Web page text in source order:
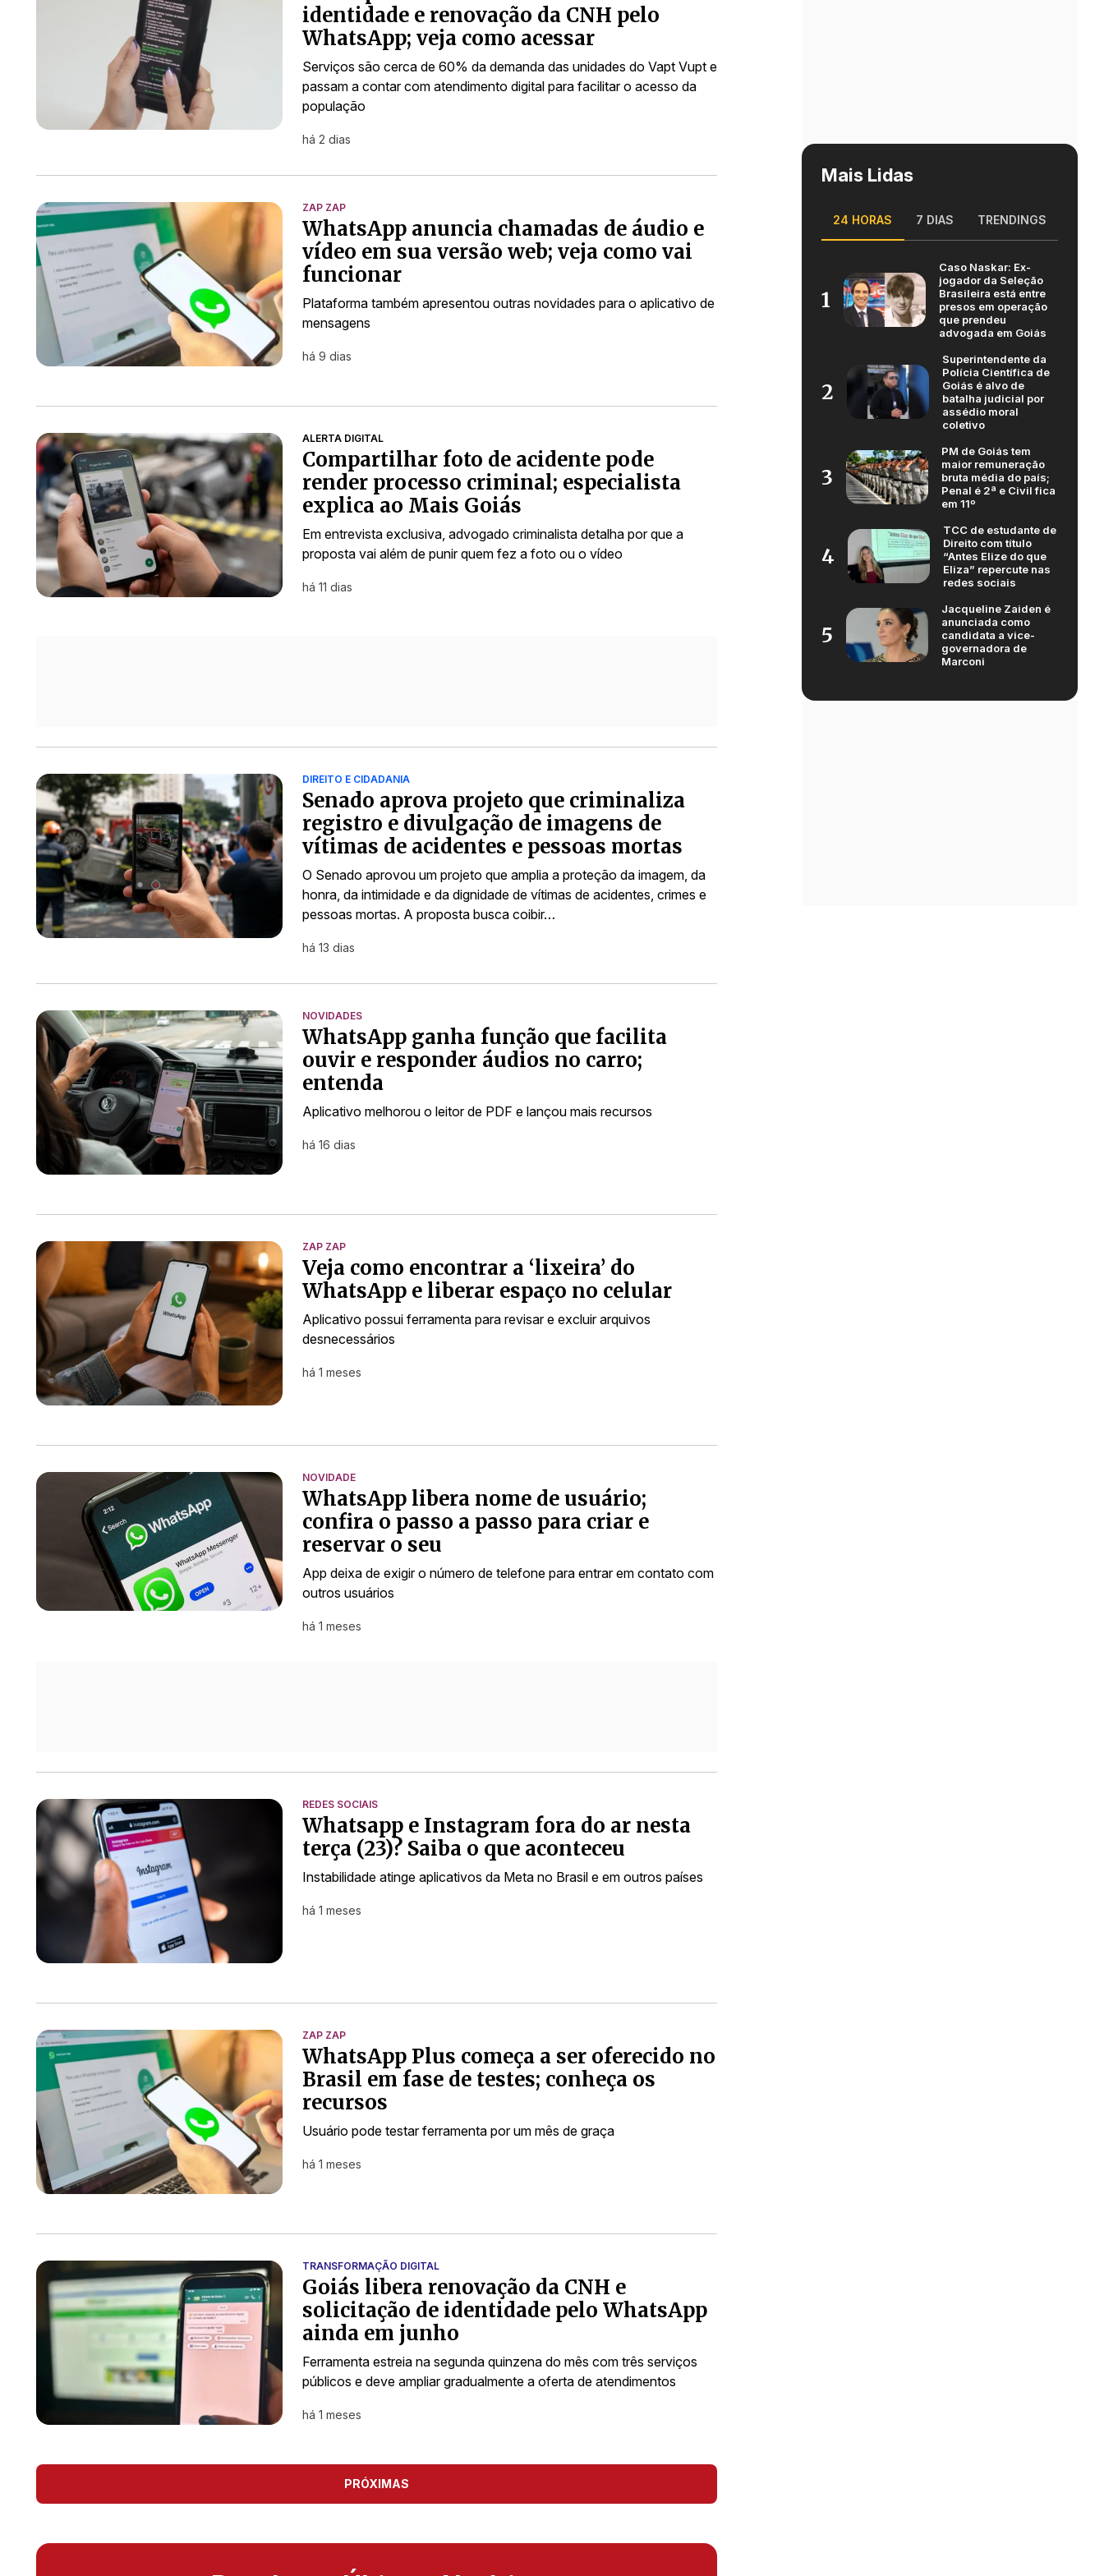
identidade e renovação da CNH pelo
WhatsApp; veja como acessar
Serviços são cerca de 60% da demanda das unidades do Vapt Vupt e
passam a contar com atendimento digital para facilitar o acesso da
população
há 2 dias
ZAP ZAP
WhatsApp anuncia chamadas de áudio e
vídeo em sua versão web; veja como vai
funcionar
Plataforma também apresentou outras novidades para o aplicativo de
mensagens
há 9 dias
ALERTA DIGITAL
Compartilhar foto de acidente pode
render processo criminal; especialista
explica ao Mais Goiás
Em entrevista exclusiva, advogado criminalista detalha por que a
proposta vai além de punir quem fez a foto ou o vídeo
há 11 dias
DIREITO E CIDADANIA
Senado aprova projeto que criminaliza
registro e divulgação de imagens de
vítimas de acidentes e pessoas mortas
O Senado aprovou um projeto que amplia a proteção da imagem, da
honra, da intimidade e da dignidade de vítimas de acidentes, crimes e
pessoas mortas. A proposta busca coibir…
há 13 dias
NOVIDADES
WhatsApp ganha função que facilita
ouvir e responder áudios no carro;
entenda
Aplicativo melhorou o leitor de PDF e lançou mais recursos
há 16 dias
ZAP ZAP
Veja como encontrar a ‘lixeira’ do
WhatsApp e liberar espaço no celular
Aplicativo possui ferramenta para revisar e excluir arquivos
desnecessários
há 1 meses
NOVIDADE
WhatsApp libera nome de usuário;
confira o passo a passo para criar e
reservar o seu
App deixa de exigir o número de telefone para entrar em contato com
outros usuários
há 1 meses
REDES SOCIAIS
Whatsapp e Instagram fora do ar nesta
terça (23)? Saiba o que aconteceu
Instabilidade atinge aplicativos da Meta no Brasil e em outros países
há 1 meses
ZAP ZAP
WhatsApp Plus começa a ser oferecido no
Brasil em fase de testes; conheça os
recursos
Usuário pode testar ferramenta por um mês de graça
há 1 meses
TRANSFORMAÇÃO DIGITAL
Goiás libera renovação da CNH e
solicitação de identidade pelo WhatsApp
ainda em junho
Ferramenta estreia na segunda quinzena do mês com três serviços
públicos e deve ampliar gradualmente a oferta de atendimentos
há 1 meses
PRÓXIMAS
Mais Lidas
24 HORAS 7 DIAS TRENDINGS
1
Caso Naskar: Ex-
jogador da Seleção
Brasileira está entre
presos em operação
que prendeu
advogada em Goiás
2
Superintendente da
Polícia Científica de
Goiás é alvo de
batalha judicial por
assédio moral
coletivo
3
PM de Goiás tem
maior remuneração
bruta média do país;
Penal é 2ª e Civil fica
em 11º
4
TCC de estudante de
Direito com título
“Antes Elize do que
Eliza” repercute nas
redes sociais
5
Jacqueline Zaiden é
anunciada como
candidata a vice-
governadora de
Marconi